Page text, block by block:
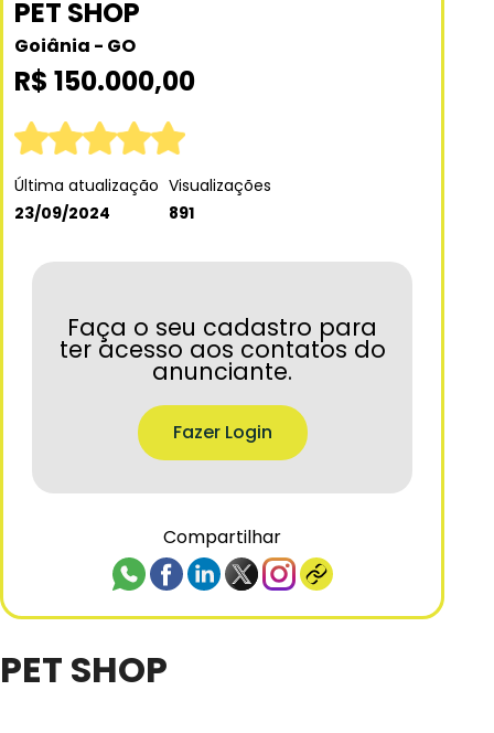
PET SHOP
Goiânia - GO
R$ 150.000,00
Última atualização
23/09/2024
Visualizações
891
Faça o seu cadastro para
ter acesso aos contatos do
anunciante.
Fazer Login
Compartilhar
PET SHOP